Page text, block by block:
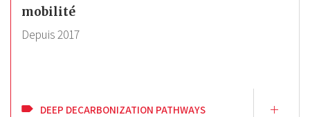
mobilité
Depuis2017
DEEP DECARBONIZATION PATHWAYS